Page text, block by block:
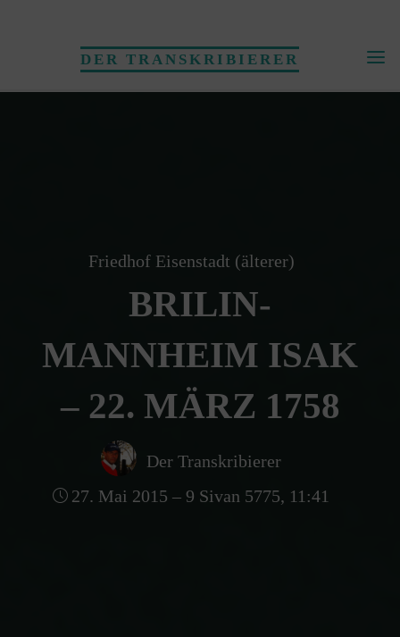
DER TRANSKRIBIERER
Friedhof Eisenstadt (älterer)
BRILIN-
MANNHEIM ISAK
– 22. MÄRZ 1758
Der Transkribierer
27. Mai 2015 – 9 Sivan 5775, 11:41